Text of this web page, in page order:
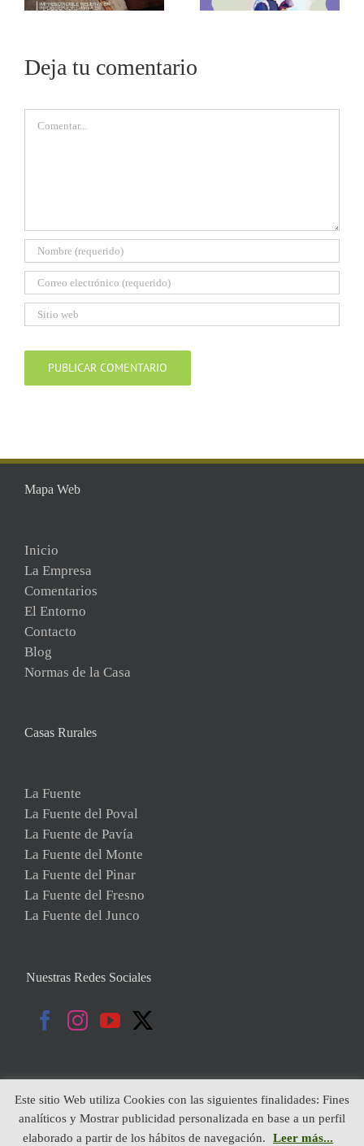
Deja tu comentario
Comentar
Mapa Web
Inicio
La Empresa
Comentarios
El Entorno
Contacto
Blog
Normas de la Casa
Casas Rurales
La Fuente
La Fuente del Poval
La Fuente de Pavía
La Fuente del Monte
La Fuente del Pinar
La Fuente del Fresno
La Fuente del Junco
Nuestras Redes Sociales
Copyright 2019 | Todos Los Derechos Reservados | Diseñado por:
Este sitio Web utiliza Cookies con las siguientes finalidades: Fines
analíticos y Mostrar publicidad personalizada en base a un perfil
elaborado a partir de los hábitos de navegación.
Leer más...